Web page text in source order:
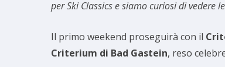
per Ski Classics e siamo curiosi di vedere
Il primo weekend proseguirà con il
Criterium di Bad Gastein, reso